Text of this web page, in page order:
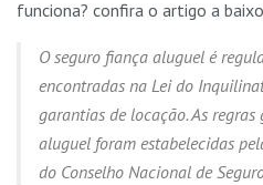
funciona? confira o artigo a
O seguro fiança aluguel é
encontradas na Lei do
garantias de locação. As
aluguel foram estabelecidas
do Conselho Nacional de